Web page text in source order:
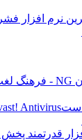
نرم افزار فشرده
avast!
قدرتمند پخش